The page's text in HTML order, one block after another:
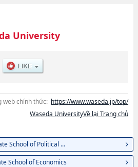
như là về các Graduate School of Political
EconomicshoặcGraduate School of
Arts and ScienceshoặcGraduate
of Human ScienceshoặcGraduate
School of Social ScienceshoặcGraduate
of AccountancyhoặcGraduate School of
School of Creative Science and
of Advanced Science and
tin về từng khoa nghiên cứu, thông tin liên
tuyển sinh, số lượng trúng tuyển, cở sở
v.v...
University
web chính thức: https://www.waseda.jp/top/
Waseda UniversityVề lại Trang chủ
School of Political ...
School of Economics